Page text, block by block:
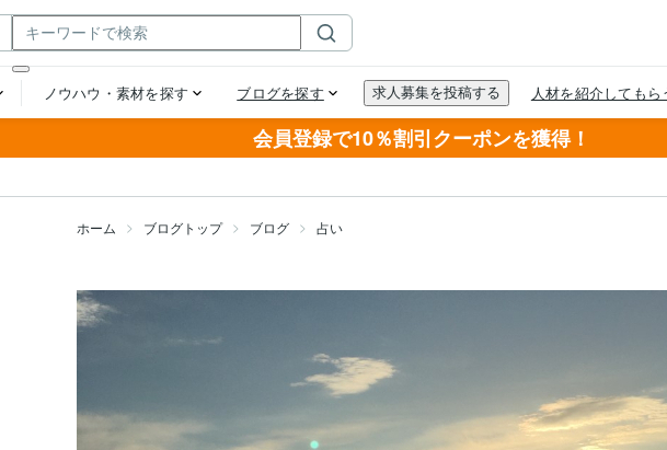
会員登録で10％割引クーポンを獲得！
ホーム ブログトップ ブログ 占い